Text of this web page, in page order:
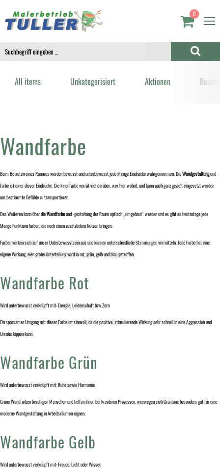
0
All items Unkategorisiert Aktionen
Wandfarbe
Beim Betreten eines Raumes werden bewusst und unterbewusst jede Menge Eindrücke wahrgenommen. DieWandgestaltungund -
farbe ist einer dieser Eindrücke. Die Innenfarbe verrät viel darüber, wer hier wohnt, und kann auch ganz gezielt eingesetzt werden
um bestimmte Gefühle zu transportieren.
Des Weiteren kann über dieWandfarbeund -gestaltung der Raum optisch „umgebaut“ werden und es gibt es heutzutage jede
Menge Funktionsfarben, die noch einen zusätzlichen Nutzen bringen.
Farben wirken sich auf unser Unterbewusstsein aus und können unterschiedliche Stimmungen vermitteln. Jede Farbe hat eine
eigene Wirkung, eien grobe Unterteilung wird in rot, grün, gelb und blau getroffen.
Wandfarbe Rot
Wird unterbewusst verknüpft mit: Energie, Leidenschaft bzw.Zorn
Ein sparsamer Umgang mit dieser Farbe ist sinnvoll, da die positive, stimulierende Wirkung sehr schnell in eine Aggression und
Unruhe kippen kann.
Wandfarbe Grün
Wird unterbewusst verknüpft mit: Ruhe sowie Harmonie
Grüne Wandfarben beruhigen Menschen und helfen ihnen bei kreativen Prozessen, weswegen sich Grüntöne besonders gut für eine
moderne Wandgestaltung in Arbeitsräumen eignen.
Wandfarbe Gelb
Wird unterbewusst verknüpft mit: Freude, Licht oder Wissen